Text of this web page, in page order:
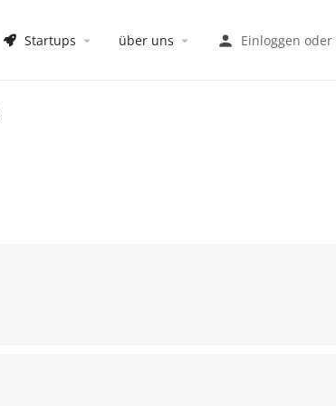
Startups über uns Einloggen oder